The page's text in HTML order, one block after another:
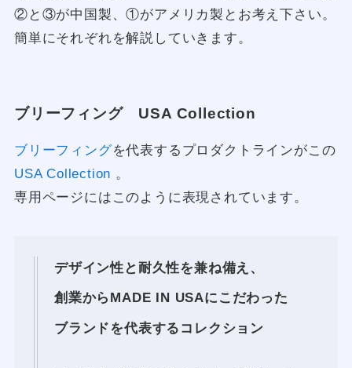
②と③が中国製、①がアメリカ製とお考え下さい。
簡単にそれぞれを解説していきます。
ブリーフィング USA Collection
ブリーフィングを代表するプロダクトラインがこの
USA Collection 。
専用ページにはこのように表現されています。
デザイン性と耐久性を兼ね備え、
創業からMADE IN USAにこだわった
ブランドを代表するコレクション